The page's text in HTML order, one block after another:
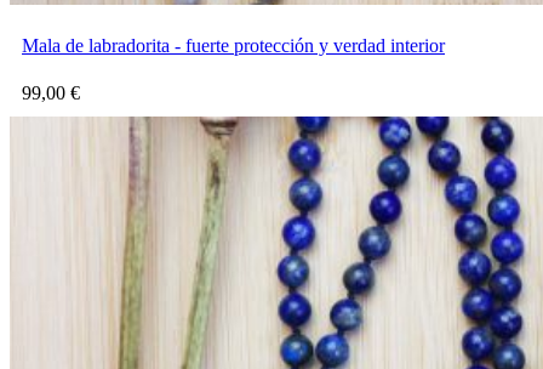
Mala de labradorita - fuerte protección y verdad interior
99,00 €